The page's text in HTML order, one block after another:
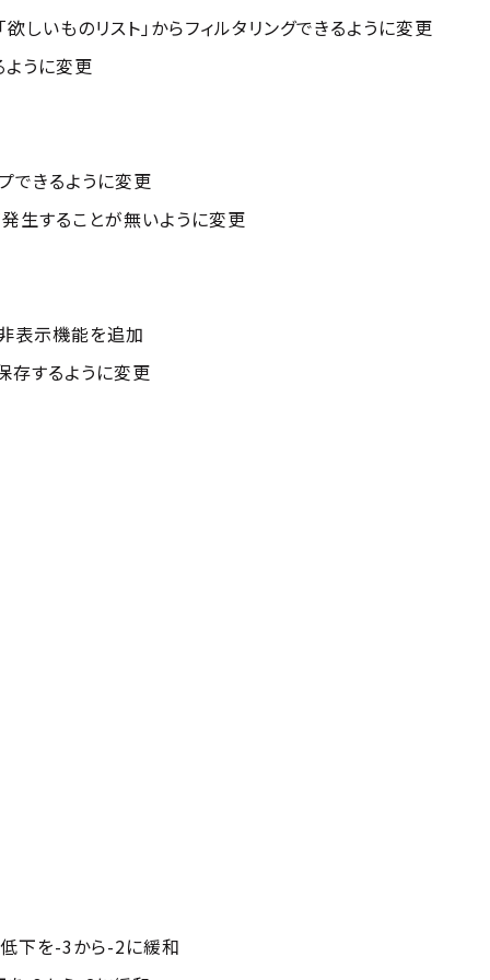
しいものリスト」からフィルタリングできるように変更
ように変更
できるように変更
生することが無いように変更
表示機能を追加
存するように変更
下を-3から-2に緩和